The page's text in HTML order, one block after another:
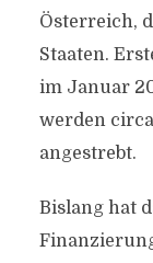
Österreich,
Staaten.
im Januar
werden
angestrebt.
Bislang hat